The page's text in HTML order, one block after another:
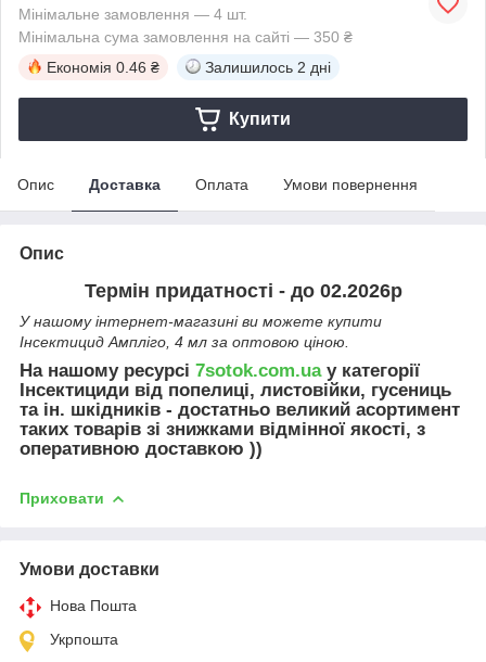
Мінімальне замовлення — 4 шт.
Мінімальна сума замовлення на сайті — 350 ₴
Економія 0.46 ₴ Залишилось 2 дні
Купити
Опис Доставка Оплата Умови повернення
Опис
Термін придатності - до 02.2026р
У нашому інтернет-магазині ви можете купити
Інсектицид Ампліго, 4 мл за оптовою ціною.
На нашому ресурсі 7sotok.com.uaу категорії
Інсектициди від попелиці, листовійки, гусениць
та ін. шкідників - достатньо великий асортимент
таких товарів зі знижками відмінної якості, з
оперативною доставкою ))
Приховати
Умови доставки
Нова Пошта
Укрпошта